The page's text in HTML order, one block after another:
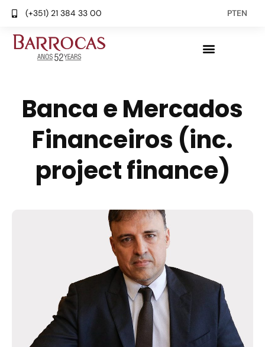
(+351) 21 384 33 00 PTEN
Banca e Mercados
Financeiros (inc.
project finance)